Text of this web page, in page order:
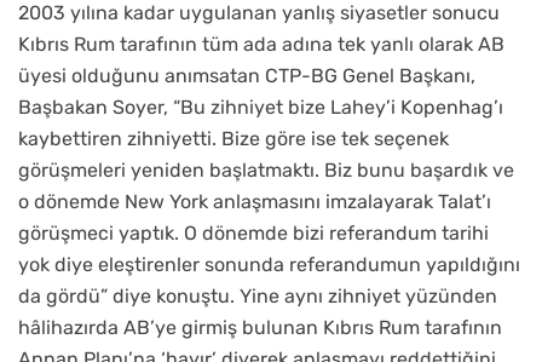
2003 yılına kadar uygulanan yanlış siyasetler sonucu
Kıbrıs Rum tarafının tüm ada adına tek yanlı olarak AB
üyesi olduğunu anımsatan CTP-BG Genel Başkanı,
Başbakan Soyer, “Bu zihniyet bize Lahey’i Kopenhag’ı
kaybettiren zihniyetti. Bize göre ise tek seçenek
görüşmeleri yeniden başlatmaktı. Biz bunu başardık ve
o dönemde New York anlaşmasını imzalayarak Talat’ı
görüşmeci yaptık. O dönemde bizi referandum tarihi
yok diye eleştirenler sonunda referandumun yapıldığını
da gördü” diye konuştu. Yine aynı zihniyet yüzünden
hâlihazırda AB’ye girmiş bulunan Kıbrıs Rum tarafının